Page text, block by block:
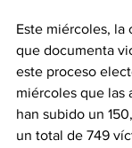
Este miércoles, la
que documenta
este proceso
miércoles que las
han subido un
un total de 749